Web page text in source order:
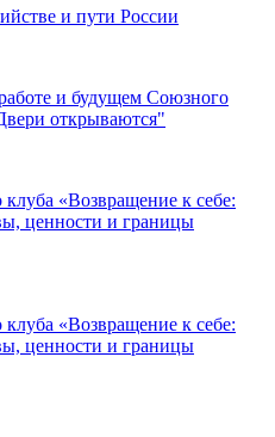
и пути России
и будущем Союзного
открываются"
«Возвращение к себе:
ценности и границы
«Возвращение к себе:
ценности и границы